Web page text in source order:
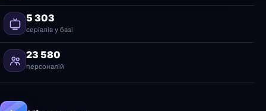
5 303
серіалів у базі
23 580
персоналій